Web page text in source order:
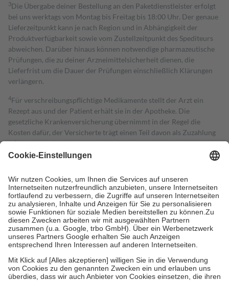
3Die Übergabe deiner Bestellung an den Paketdienstleister erfolgt
bei uns werktags von Montag bis Freitag bis 18:00 Uhr. Der genaue
Lieferzeitpunkt kann je nach Region und in Abhängigkeit der
Produktverfügbarkeit sowie vom Zustellzeitpunkt des Spediteurs
abweichen. Darüber hinaus können notwendige pharmazeutische
Prüfungen, die zu deiner Arzneimittelsicherheit dienen, die
Lieferfrist um die Dauer der Prüfungen einschließlich Klärungen
verlängern.
4Für verschreibungspflichtige Medikamente stellt der Arzt ein
Rezept aus und der Patient erhält sie in der Apotheke. Die
gesetzliche Krankenversicherung übernimmt in der Regel die
Kosten dafür, der Versicherte trägt einen Teil davon als Zuzahlung
mit.
Grundsätzlich leisten Mitglieder Zuzahlungen in Höhe von zehn
höchstens zehn Euro.
Es sind jedoch nie mehr als die tatsächlichen
Kosten der Leistung zu entrichten.
Diese Regeln gelten grundsätzlich auch für Online-Apotheken.
Bei Heilmitteln und häuslicher Krankenpflege beträgt die
Zuzahlung zehn Prozent der Kosten sowie zehn Euro je
Verordnung.
Um das Engagement der Versicherten für ihre eigene Gesundheit zu
stärken und die besondere Stellung der Familie zu unterstützen,
fallenkeine Zuzahlungenan bei:
• Kindern und Jugendlichen bis zum vollendeten 18. Lebensjahr